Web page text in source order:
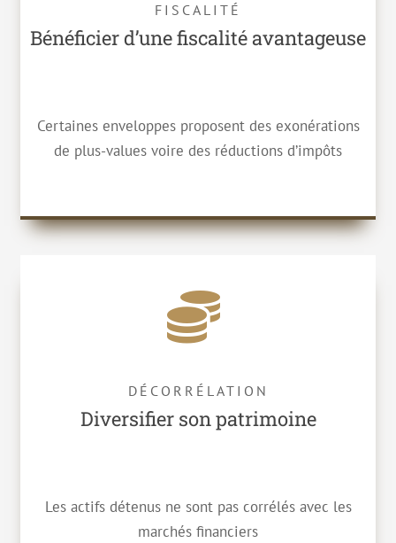
FISCALITÉ
Bénéficier d’une fiscalité avantageuse
Certaines enveloppes proposent des exonérations
de plus-values voire des réductions d’impôts
DÉCORRÉLATION
Diversifier son patrimoine
Les actifs détenus ne sont pas corrélés avec les
marchés financiers